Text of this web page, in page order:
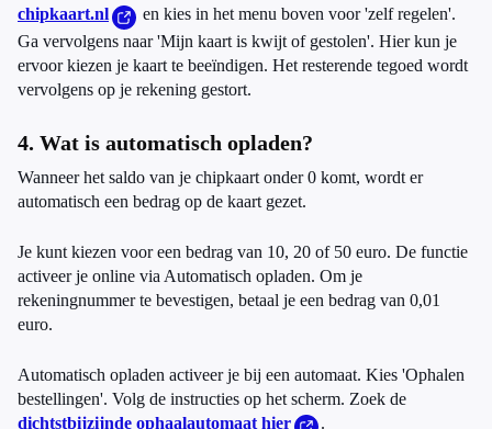
chipkaart.nl
en kies in het menu boven voor 'zelf regelen'.
Ga vervolgens naar 'Mijn kaart is kwijt of gestolen'. Hier kun je
ervoor kiezen je kaart te beeïndigen. Het resterende tegoed wordt
vervolgens op je rekening gestort.
4. Wat is automatisch opladen?
Wanneer het saldo van je chipkaart onder 0 komt, wordt er
automatisch een bedrag op de kaart gezet.
Je kunt kiezen voor een bedrag van 10, 20 of 50 euro. De functie
activeer je online via Automatisch opladen. Om je
rekeningnummer te bevestigen, betaal je een bedrag van 0,01
euro.
Automatisch opladen activeer je bij een automaat. Kies 'Ophalen
bestellingen'. Volg de instructies op het scherm. Zoek de
dichtstbijzijnde ophaalautomaat hier
.